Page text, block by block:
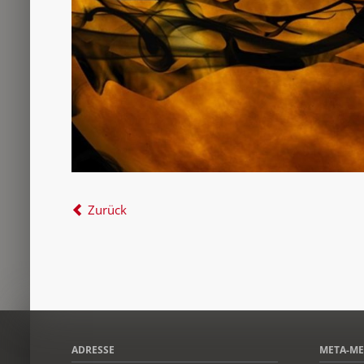
Zurück
ADRESSE META-